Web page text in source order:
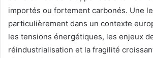
importés ou fortement carbonés. Une
particulièrement dans un contexte
les tensions énergétiques, les enjeux
réindustrialisation et la fragilité